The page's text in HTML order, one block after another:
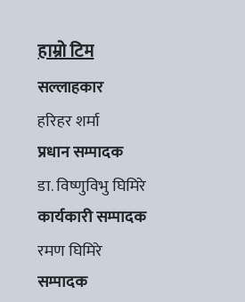
हाम्रो टिम
सल्लाहकार
हरिहर शर्मा
प्रधान सम्पादक
डा. विष्णुविभु घिमिरे
कार्यकारी सम्पादक
रमण घिमिरे
सम्पादक